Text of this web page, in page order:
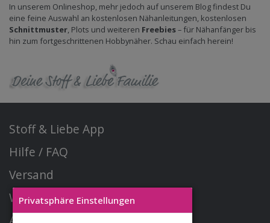
Privatsphäre Einstellungen
In unserem Onlineshop, mehr jedoch auf unserem Blog findest Du
eine feine Auswahl an kostenlosen Nähanleitungen, kostenlosen
Schnittmuster, Plots und weiteren Freebies– für Nähanfänger bis
hin zum fortgeschrittenen Hobbynäher. Schau einfach herein!
Stoff & Liebe App
Hilfe / FAQ
Versand
Widerrufsrecht